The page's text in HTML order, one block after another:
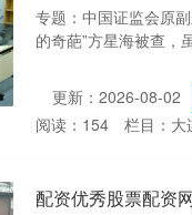
专题：中国证监会原
的奇葩”方星海被查，
更新：2026-08-02
阅读： 154 栏目： 大
配资优秀股票配资